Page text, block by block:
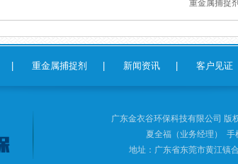
重金属捕捉
重金属捕捉剂 新闻资讯 客户见证
广东金衣谷环保科技有限公司 版
夏全福（业务经理）
地址：广东省东莞市黄江镇